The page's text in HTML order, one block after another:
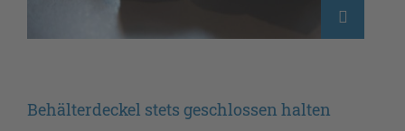
Behälterdeckel stets geschlossen halten